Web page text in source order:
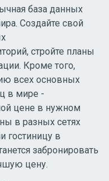
база данных
Создайте свой
стройте планы
Кроме того,
всех основных
в мире -
цене в нужном
в разных сетях
гостиницу в
забронировать
цену.